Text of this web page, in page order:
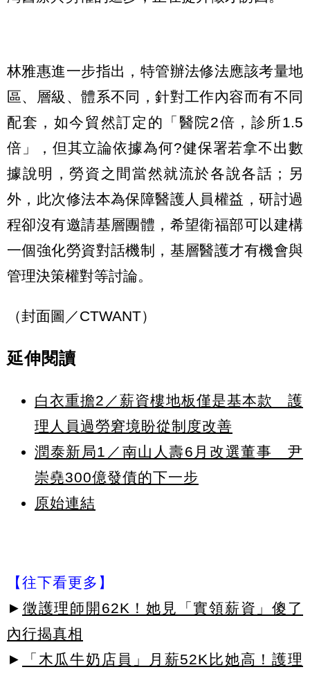
林雅惠進一步指出，特管辦法修法應該考量地
區、層級、體系不同，針對工作內容而有不同
配套，如今貿然訂定的「醫院2倍，診所1.5
倍」，但其立論依據為何?健保署若拿不出數
據說明，勞資之間當然就流於各說各話；另
外，此次修法本為保障醫護人員權益，研討過
程卻沒有邀請基層團體，希望衛福部可以建構
一個強化勞資對話機制，基層醫護才有機會與
管理決策權對等討論。
（封面圖／CTWANT）
延伸閱讀
白衣重擔2／薪資樓地板僅是基本款 護
理人員過勞窘境盼從制度改善
潤泰新局1／南山人壽6月改選董事 尹
崇堯300億發債的下一步
原始連結
【往下看更多】
► 徵護理師開62K！她見「實領薪資」傻了
內行揭真相
►
「木瓜牛奶店員」月薪52K比她高！護理